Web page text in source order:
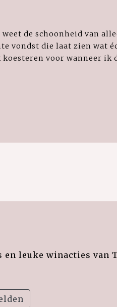
de schoonheid van
vondst die laat zien wat
voor wanneer ik
leuke winacties van